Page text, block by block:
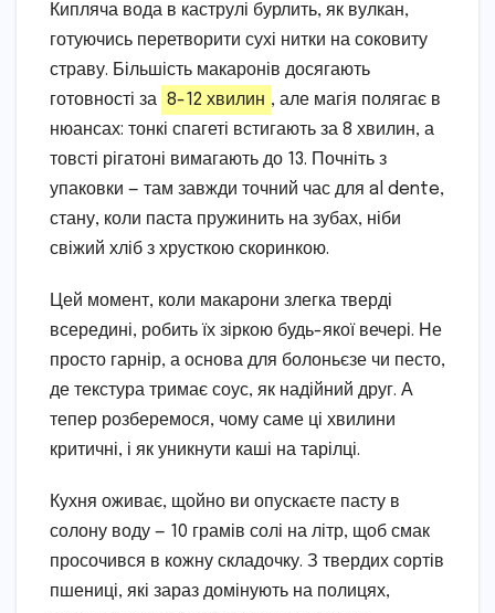
Кипляча вода в каструлі бурлить, як вулкан,
готуючись перетворити сухі нитки на соковиту
страву. Більшість макаронів досягають
готовності за 8-12 хвилин , але магія полягає в
нюансах: тонкі спагеті встигають за 8 хвилин, а
товсті рігатоні вимагають до 13. Почніть з
упаковки — там завжди точний час для al dente,
стану, коли паста пружинить на зубах, ніби
свіжий хліб з хрусткою скоринкою.
Цей момент, коли макарони злегка тверді
всередині, робить їх зіркою будь-якої вечері. Не
просто гарнір, а основа для болоньєзе чи песто,
де текстура тримає соус, як надійний друг. А
тепер розберемося, чому саме ці хвилини
критичні, і як уникнути каші на тарілці.
Кухня оживає, щойно ви опускаєте пасту в
солону воду — 10 грамів солі на літр, щоб смак
просочився в кожну складочку. З твердих сортів
пшениці, які зараз домінують на полицях,